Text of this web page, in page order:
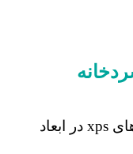
*تولید و تامین کننده انواع فوم های xps در ابعاد